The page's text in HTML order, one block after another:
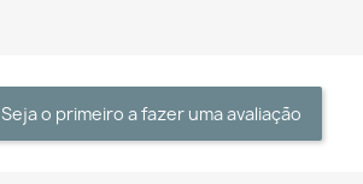
Seja o primeiro a fazer uma avaliação